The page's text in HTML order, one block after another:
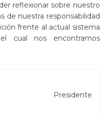
reflexionar sobre nuestro
de nuestra responsabilidad
frente al actual sistema
cual nos encontramos
Presidente